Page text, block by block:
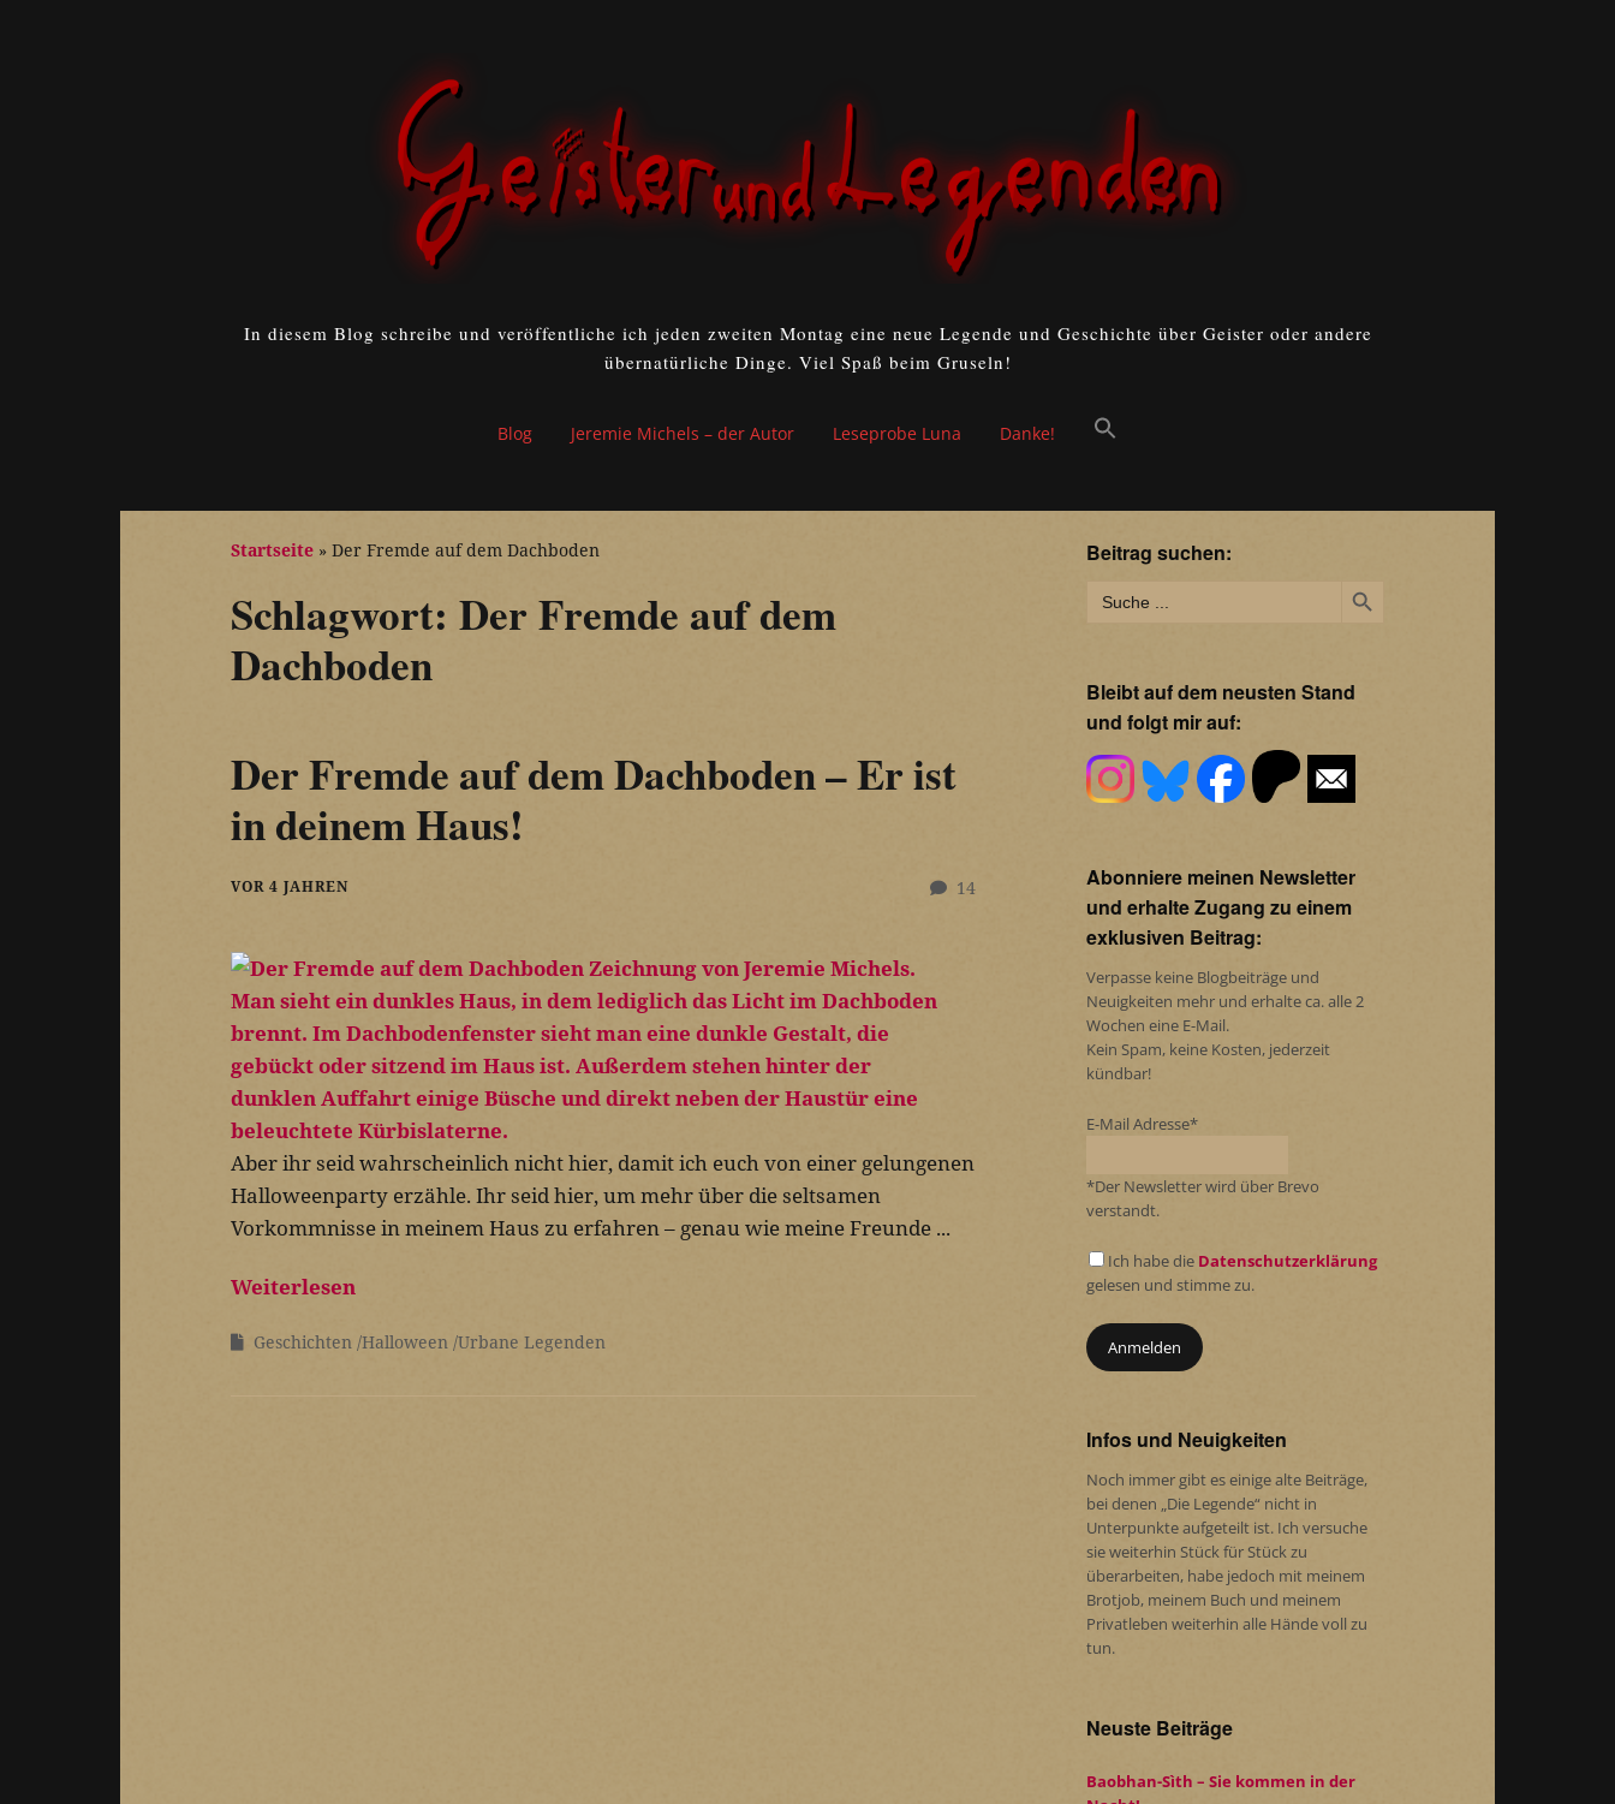
In diesem Blog schreibe und veröffentliche ich jeden zweiten Montag eine neue Legende und Geschichte über Geister oder andere
übernatürliche Dinge. Viel Spaß beim Gruseln!
Blog Jeremie Michels – der Autor Leseprobe Luna Danke!
Startseite » Der Fremde auf dem Dachboden
Schlagwort: Der Fremde auf dem
Dachboden
Der Fremde auf dem Dachboden – Er ist
in deinem Haus!
14
VOR 4 JAHREN
Aber ihr seid wahrscheinlich nicht hier, damit ich euch von einer gelungenen
Halloweenparty erzähle. Ihr seid hier, um mehr über die seltsamen
Vorkommnisse in meinem Haus zu erfahren – genau wie meine Freunde ...
Weiterlesen
Geschichten Halloween Urbane Legenden
Beitrag suchen:
for:
Bleibt auf dem neusten Stand
und folgt mir auf:
Abonniere meinen Newsletter
und erhalte Zugang zu einem
exklusiven Beitrag:
Verpasse keine Blogbeiträge und
Neuigkeiten mehr und erhalte ca. alle 2
Wochen eine E-Mail.
Kein Spam, keine Kosten, jederzeit
kündbar!
E-Mail Adresse*
*Der Newsletter wird über Brevo
verstandt.
Ich habe die Datenschutzerklärung
gelesen und stimme zu.
Infos und Neuigkeiten
Noch immer gibt es einige alte Beiträge,
bei denen „Die Legende“ nicht in
Unterpunkte aufgeteilt ist. Ich versuche
sie weiterhin Stück für Stück zu
überarbeiten, habe jedoch mit meinem
Brotjob, meinem Buch und meinem
Privatleben weiterhin alle Hände voll zu
tun.
Neuste Beiträge
Baobhan-Sìth – Sie kommen in der